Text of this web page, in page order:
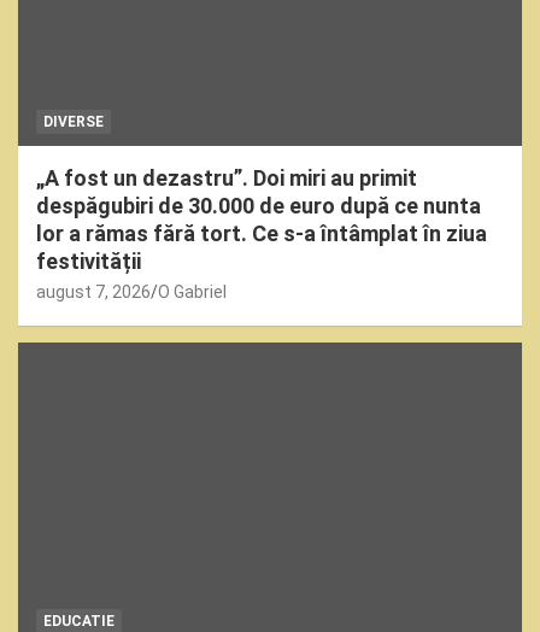
DIVERSE
„A fost un dezastru”. Doi miri au primit
despăgubiri de 30.000 de euro după ce nunta
lor a rămas fără tort. Ce s-a întâmplat în ziua
festivității
august 7, 2026 O Gabriel
EDUCATIE